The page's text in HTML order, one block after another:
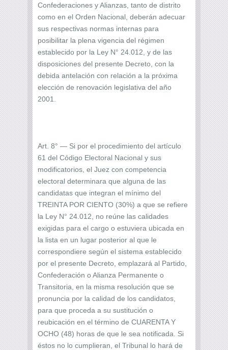
Confederaciones y Alianzas, tanto de distrito
como en el Orden Nacional, deberán adecuar
sus respectivas normas internas para
posibilitar la plena vigencia del régimen
establecido por la Ley N° 24.012, y de las
disposiciones del presente Decreto, con la
debida antelación con relación a la próxima
elección de renovación legislativa del año
2001.
Art. 8° — Si por el procedimiento del artículo
61 del Código Electoral Nacional y sus
modificatorios, el Juez con competencia
electoral determinara que alguna de las
candidatas que integran el mínimo del
TREINTA POR CIENTO (30%) a que se refiere
la Ley N° 24.012, no reúne las calidades
exigidas para el cargo o estuviera ubicada en
la lista en un lugar posterior al que le
correspondiere según el sistema establecido
por el presente Decreto, emplazará al Partido,
Confederación o Alianza Permanente o
Transitoria, en la misma resolución que se
pronuncia por la calidad de los candidatos,
para que proceda a su sustitución o
reubicación en el término de CUARENTA Y
OCHO (48) horas de que le sea notificada. Si
éstos no lo cumplieran, el Tribunal lo hará de